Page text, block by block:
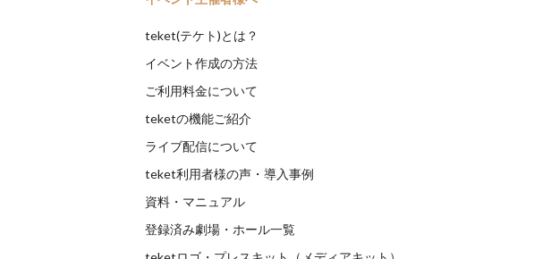
teket(テケト)とは？
イベント作成の方法
ご利用料金について
teketの機能ご紹介
ライブ配信について
teket利用者様の声・導入事例
資料・マニュアル
登録済み劇場・ホール一覧